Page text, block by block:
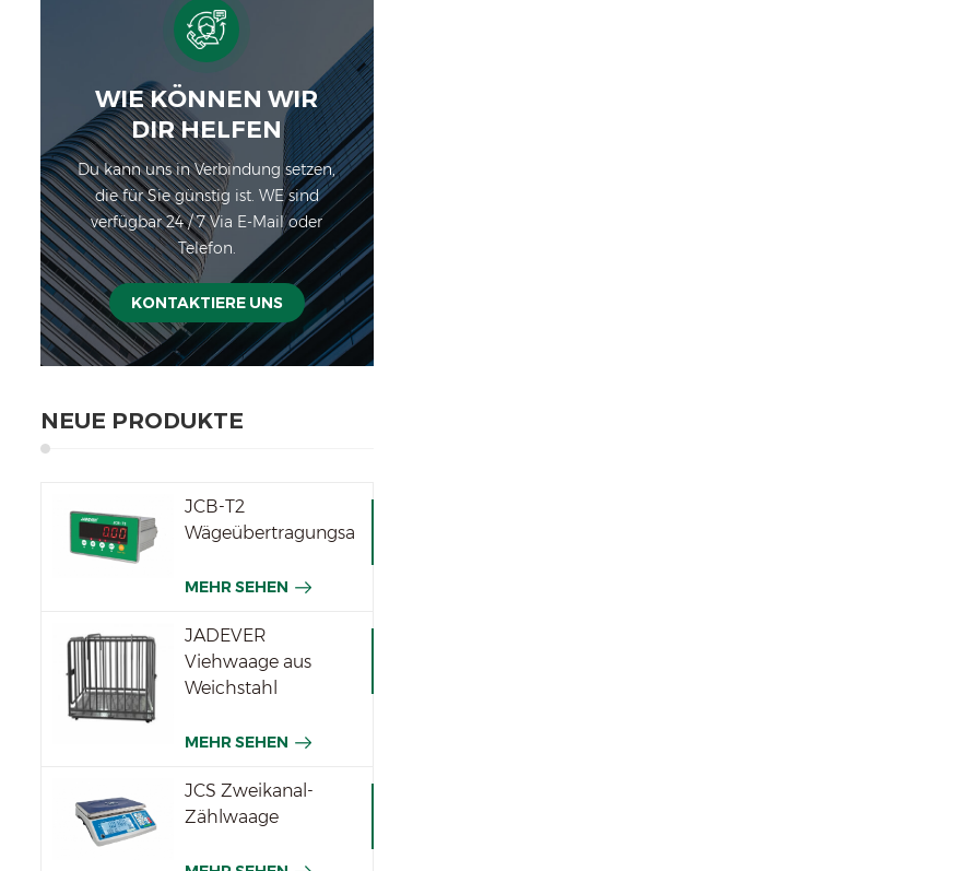
WIE KÖNNEN WIR
DIR HELFEN
Du kann uns in Verbindung setzen,
die für Sie günstig ist. WE sind
verfügbar 24 / 7 Via E-Mail oder
Telefon.
KONTAKTIERE UNS
NEUE PRODUKTE
JCB-T2
Wägeübertragungsanzeige
MEHR SEHEN
JADEVER
Viehwaage aus
Weichstahl
MEHR SEHEN
JCS Zweikanal-
Zählwaage